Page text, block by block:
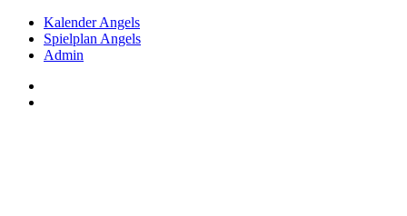
Kalender Angels
Spielplan Angels
Admin